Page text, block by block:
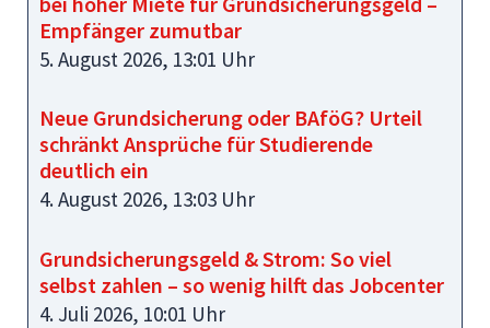
Empfänger zumutbar
5. August 2026, 13:01 Uhr
Neue Grundsicherung oder BAföG? Urteil
schränkt Ansprüche für Studierende
deutlich ein
4. August 2026, 13:03 Uhr
Grundsicherungsgeld & Strom: So viel
selbst zahlen – so wenig hilft das Jobcenter
4. Juli 2026, 10:01 Uhr